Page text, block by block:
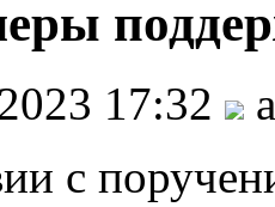
17:32
с